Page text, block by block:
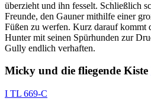
überzieht und ihn fesselt. Schließlich
Freunde, den Gauner mithilfe einer
Füßen zu werfen. Kurz darauf kommt
Hunter mit seinen Spürhunden zur
Gully endlich verhaften.
Micky und die fliegende Kiste
I TL 669-C